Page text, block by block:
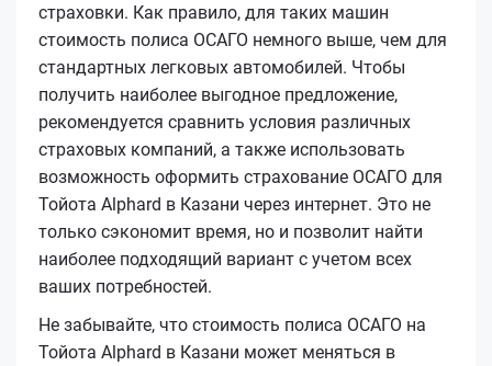
страховки. Как правило, для таких машин
стоимость полиса ОСАГО немного выше, чем для
стандартных легковых автомобилей. Чтобы
получить наиболее выгодное предложение,
рекомендуется сравнить условия различных
страховых компаний, а также использовать
возможность оформить страхование ОСАГО для
Тойота Alphard в Казани через интернет. Это не
только сэкономит время, но и позволит найти
наиболее подходящий вариант с учетом всех
ваших потребностей.
Не забывайте, что стоимость полиса ОСАГО на
Тойота Alphard в Казани может меняться в